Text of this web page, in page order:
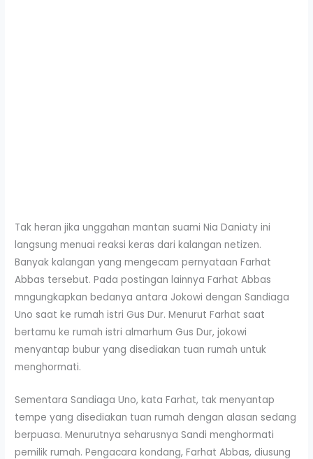
Tak heran jika unggahan mantan suami Nia Daniaty ini
langsung menuai reaksi keras dari kalangan netizen.
Banyak kalangan yang mengecam pernyataan Farhat
Abbas tersebut. Pada postingan lainnya Farhat Abbas
mngungkapkan bedanya antara Jokowi dengan Sandiaga
Uno saat ke rumah istri Gus Dur. Menurut Farhat saat
bertamu ke rumah istri almarhum Gus Dur, jokowi
menyantap bubur yang disediakan tuan rumah untuk
menghormati.
Sementara Sandiaga Uno, kata Farhat, tak menyantap
tempe yang disediakan tuan rumah dengan alasan sedang
berpuasa. Menurutnya seharusnya Sandi menghormati
pemilik rumah. Pengacara kondang, Farhat Abbas, diusung